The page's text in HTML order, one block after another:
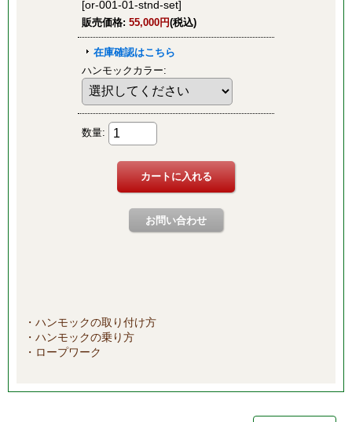
・ハンモックの取り付け方
・ハンモックの乗り方
・ロープワーク